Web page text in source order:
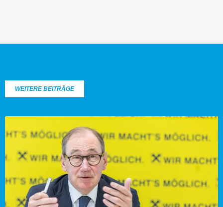
WEITERE BEITRÄGE